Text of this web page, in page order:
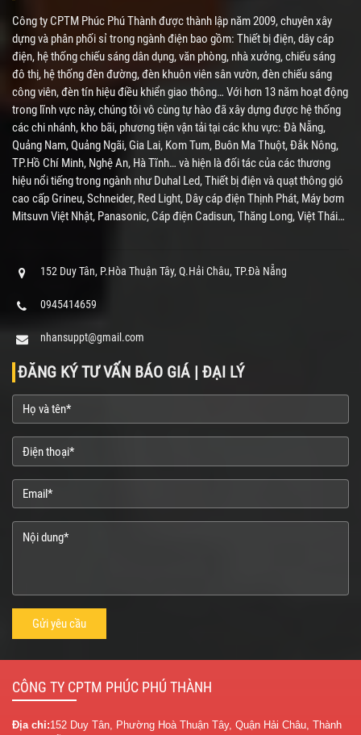
Công ty CPTM Phúc Phú Thành được thành lập năm 2009, chuyên xây
dựng và phân phối sỉ trong ngành điện bao gồm: Thiết bị điện, dây cáp
điện, hệ thống chiếu sáng dân dụng, văn phòng, nhà xưởng, chiếu sáng
đô thị, hệ thống đèn đường, đèn khuôn viên sân vườn, đèn chiếu sáng
công viên, đèn tín hiệu điều khiển giao thông… Với hơn 13 năm hoạt động
trong lĩnh vực này, chúng tôi vô cùng tự hào đã xây dựng được hệ thống
các chi nhánh, kho bãi, phương tiện vận tải tại các khu vực: Đà Nẵng,
Quảng Nam, Quảng Ngãi, Gia Lai, Kom Tum, Buôn Ma Thuột, Đắk Nông,
TP.Hồ Chí Minh, Nghệ An, Hà Tĩnh… và hiện là đối tác của các thương
hiệu nổi tiếng trong ngành như Duhal Led, Thiết bị điện và quạt thông gió
cao cấp Grineu, Schneider, Red Light, Dây cáp điện Thịnh Phát, Máy bơm
Mitsuvn Việt Nhật, Panasonic, Cáp điện Cadisun, Thăng Long, Việt Thái…
152 Duy Tân, P.Hòa Thuận Tây, Q.Hải Châu, TP.Đà Nẵng
0945414659
nhansuppt@gmail.com
ĐĂNG KÝ TƯ VẤN BÁO GIÁ | ĐẠI LÝ
CÔNG TY CPTM PHÚC PHÚ THÀNH
Địa chỉ:152 Duy Tân, Phường Hoà Thuận Tây, Quận Hải Châu, Thành